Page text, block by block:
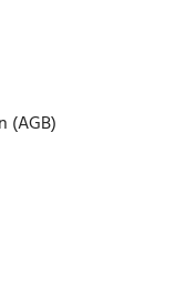
(AGB)